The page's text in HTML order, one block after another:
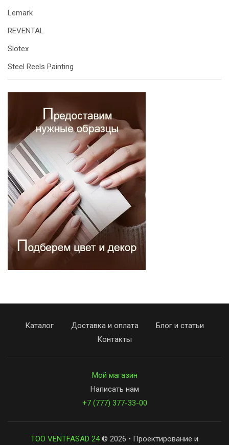
Lemark
REVENTAL
Slotex
Steel Reels Painting
Каталог Доставка и оплата
Блог и статьи
Контакты
Мой магазин
Написать нам
+7 (777) 377-33-00
ТОО VENTFASAD 24© 2026 • Проектирование и